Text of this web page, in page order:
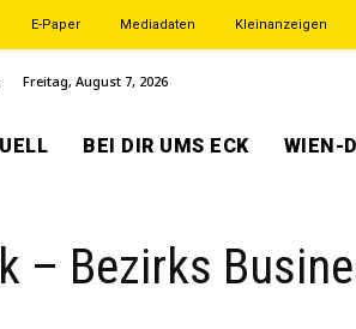
E-Paper Mediadaten Kleinanzeigen
Freitag, August 7, 2026
BEI DIR UMS ECK WIEN-
– Bezirks